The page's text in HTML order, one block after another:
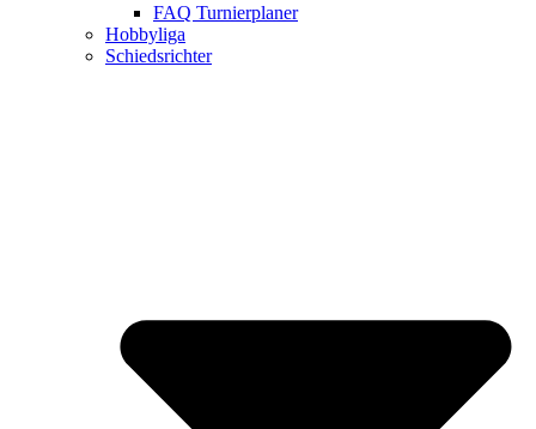
FAQ Turnierplaner
Hobbyliga
Schiedsrichter